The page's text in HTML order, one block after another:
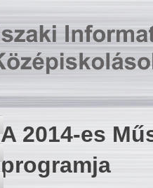
A 2014-es
programja